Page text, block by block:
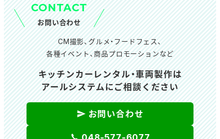
CONTACT
お問い合わせ
CM撮影、グルメ・フードフェス、
各種イベント、商品プロモーションなど
キッチンカーレンタル・車両製作は
アールシステムにご相談ください
お問い合わせ